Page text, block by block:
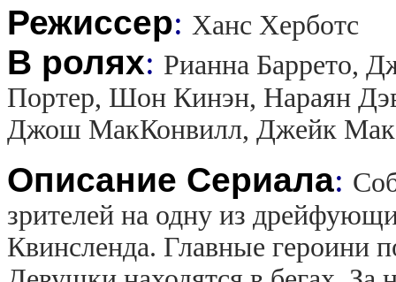
Режиссер: Ханс Херботс
В ролях: Рианна Баррето,
Портер, Шон Кинэн, Нараян
Джош МакКонвилл, Джейк
Описание Сериала:
зрителей на одну из
Квинсленда. Главные героини